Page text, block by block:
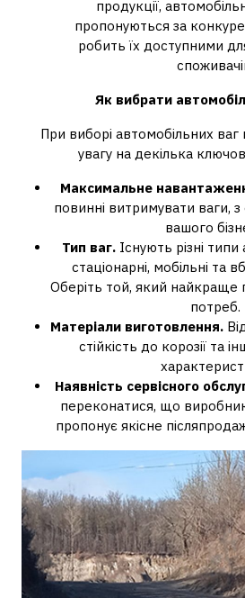
продукції,
пропонуються за
робить їх доступними
Як вибрати
При виборі автомобільних
увагу на декілька
Максимальне
повинні витримувати ваги,
вашого
Тип ваг. Існують різні
стаціонарні, мобільні та
Оберіть той, який найкраще
потреб.
Матеріали виготовлення.
стійкість до корозії та
Наявність сервісного
переконатися, що
пропонує якісне